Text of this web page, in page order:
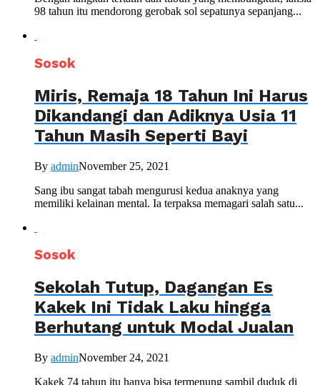
98 tahun itu mendorong gerobak sol sepatunya sepanjang...
Sosok
Miris, Remaja 18 Tahun Ini Harus
Dikandangi dan Adiknya Usia 11
Tahun Masih Seperti Bayi
By adminNovember 25, 2021
Sang ibu sangat tabah mengurusi kedua anaknya yang
memiliki kelainan mental. Ia terpaksa memagari salah satu...
Sosok
Sekolah Tutup, Dagangan Es
Kakek Ini Tidak Laku hingga
Berhutang untuk Modal Jualan
By adminNovember 24, 2021
Kakek 74 tahun itu hanya bisa termenung sambil duduk di